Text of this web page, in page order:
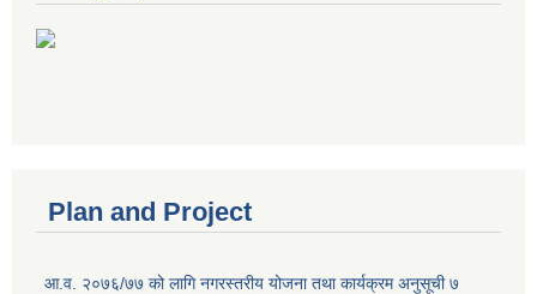
Plan and Project
आ.व. २०७६/७७ को लागि नगरस्तरीय योजना तथा कार्यक्रम अनुसूची ७